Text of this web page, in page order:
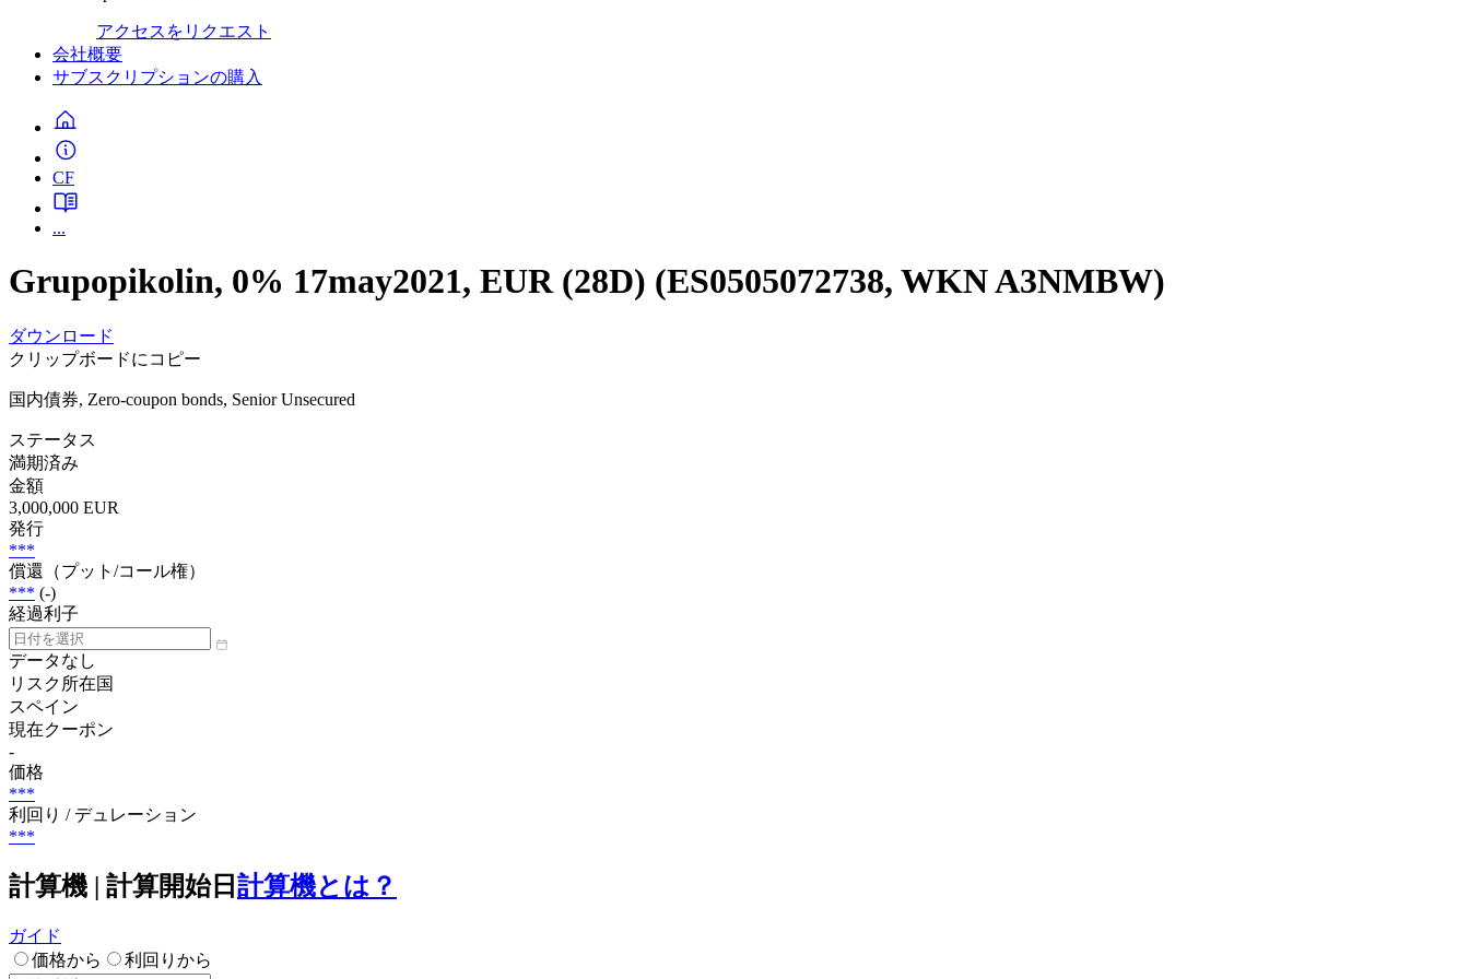
アクセスをリクエスト
会社概要
サブスクリプションの購入
CF
...
Grupopikolin, 0% 17may2021, EUR (28D) (ES0505072738, WKN A3NMBW)
ダウンロード
クリップボードにコピー
国内債券, Zero-coupon bonds, Senior Unsecured
ステータス
満期済み
金額
3,000,000 EUR
発行
***
償還（プット/コール権）
*** (-)
経過利子
データなし
リスク所在国
スペイン
現在クーポン
-
価格
***
利回り / デュレーション
***
計算機 | 計算開始日 計算機とは？
ガイド
価格から
利回りから